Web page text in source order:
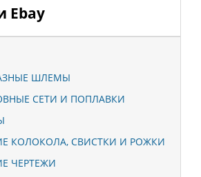
Ebay
ШЛЕМЫ
СЕТИ И ПОПЛАВКИ
КОЛОКОЛА, СВИСТКИ И РОЖКИ
ЧЕРТЕЖИ